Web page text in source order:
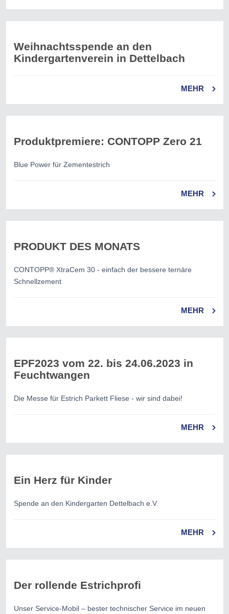
Weihnachtsspende an den
Kindergartenverein in Dettelbach
MEHR
Produktpremiere: CONTOPP Zero 21
Blue Power für Zementestrich
MEHR
PRODUKT DES MONATS
CONTOPP® XtraCem 30 - einfach der bessere ternäre
Schnellzement
MEHR
EPF2023 vom 22. bis 24.06.2023 in
Feuchtwangen
Die Messe für Estrich Parkett Fliese - wir sind dabei!
MEHR
Ein Herz für Kinder
Spende an den Kindergarten Dettelbach e.V.
MEHR
Der rollende Estrichprofi
Unser Service-Mobil – bester technischer Service im neuen